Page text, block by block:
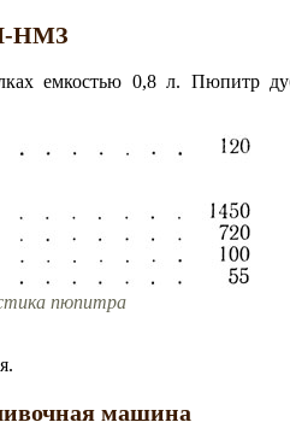
НМЗ
емкостью 0,8 л. Пюпитр
пюпитра
машина